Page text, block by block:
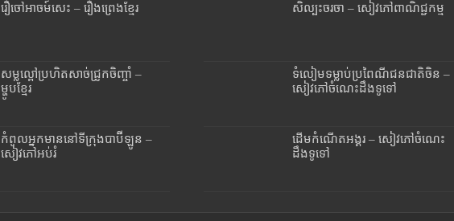
រឿចៅអាចម៍សេះ – រឿងព្រេងខ្មែរ
សម្លល្ពៅប្រហិតសាច់ជ្រូកចិញ្ចាំ –
ម្ហូបខ្មែរ
កំពូលអ្នកមាននៅទីក្រុងបាប៊ីឡូន –
សៀវភៅអប់រំ
សិល្បះចរចា – សៀវភៅពាណិជ្ជកម្ម
ទំលៀមទម្លាប់ប្រពៃណីជនជាតិចិន –
សៀវភៅចំណេះដឹងទូទៅ
ដើមកំណើតអង្គរ – សៀវភៅចំណេះ
ដឹងទូទៅ